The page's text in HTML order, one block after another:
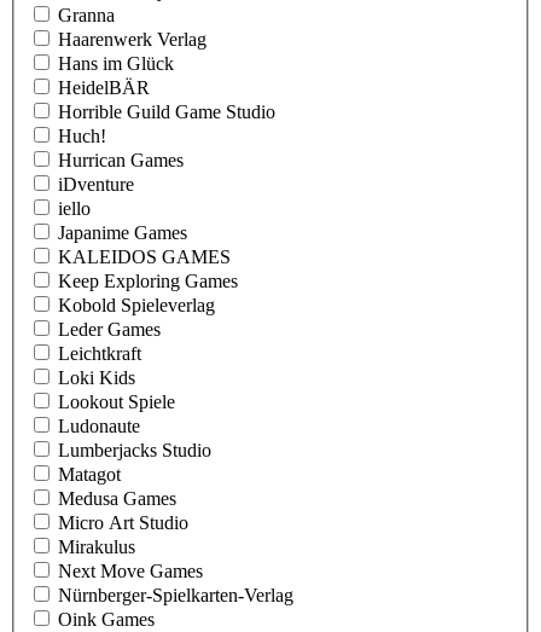
Granna
Haarenwerk Verlag
Hans im Glück
HeidelBÄR
Horrible Guild Game Studio
Huch!
Hurrican Games
iDventure
iello
Japanime Games
KALEIDOS GAMES
Keep Exploring Games
Kobold Spieleverlag
Leder Games
Leichtkraft
Loki Kids
Lookout Spiele
Ludonaute
Lumberjacks Studio
Matagot
Medusa Games
Micro Art Studio
Mirakulus
Next Move Games
Nürnberger-Spielkarten-Verlag
Oink Games